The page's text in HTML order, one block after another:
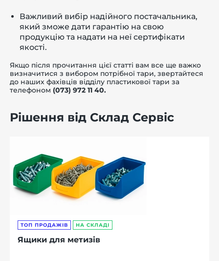
Важливий вибір надійного постачальника,
який зможе дати гарантію на свою
продукцію та надати на неї сертифікати
якості.
Якщо після прочитання цієї статті вам все ще важко
визначитися з вибором потрібної тари, звертайтеся
до наших фахівців відділу пластикової тари за
телефоном (073) 972 11 40.
Рішення від Склад Сервіс
ТОП ПРОДАЖІВ НА СКЛАДІ
Ящики для метизів